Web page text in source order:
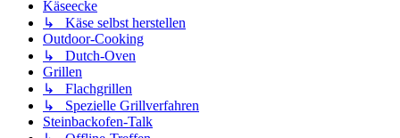
Käseecke
↳ Käse selbst herstellen
Outdoor-Cooking
↳ Dutch-Oven
Grillen
↳ Flachgrillen
↳ Spezielle Grillverfahren
Steinbackofen-Talk